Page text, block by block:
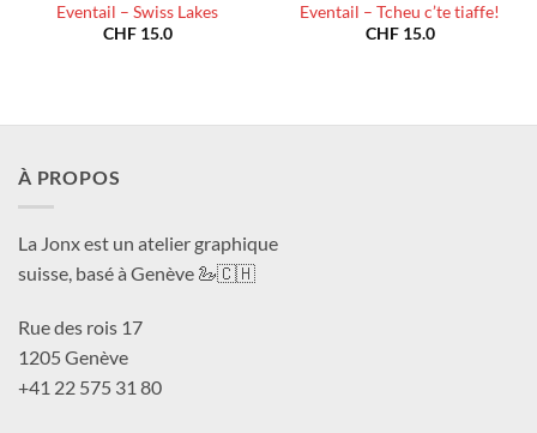
Eventail – Swiss Lakes
CHF15.0
Eventail – Tcheu c’te tiaffe!
CHF15.0
À PROPOS
La Jonx est un atelier graphique
suisse, basé à Genève 🦢🇨🇭
Rue des rois 17
1205 Genève
+41 22 575 31 80